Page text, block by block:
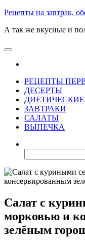
Skip
the
Рецепты на завтрак,
А так же вкусные и
РЕЦЕПТЫ
ДЕСЕРТЫ
ДИЕТИЧЕСКИЕ
ЗАВТРАКИ
САЛАТЫ
ВЫПЕЧКА
Салат с
морковью и
зелёным